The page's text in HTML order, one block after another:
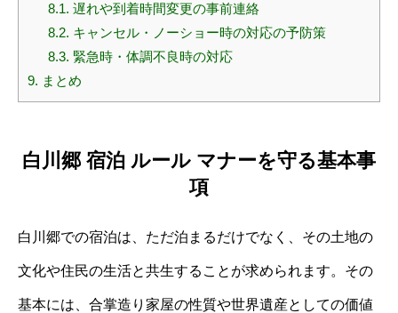
8.1. 遅れや到着時間変更の事前連絡
8.2. キャンセル・ノーショー時の対応の予防策
8.3. 緊急時・体調不良時の対応
9. まとめ
白川郷 宿泊 ルール マナーを守る基本事
項
白川郷での宿泊は、ただ泊まるだけでなく、その土地の
文化や住民の生活と共生することが求められます。その
基本には、合掌造り家屋の性質や世界遺産としての価値